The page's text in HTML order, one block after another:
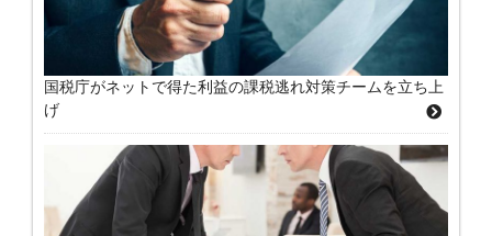
国税庁がネットで得た利益の課税逃れ対策チームを立ち上
げ